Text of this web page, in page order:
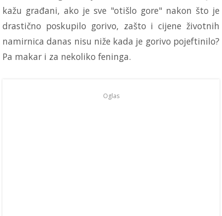
kažu građani, ako je sve "otišlo gore" nakon što je
drastično poskupilo gorivo, zašto i cijene životnih
namirnica danas nisu niže kada je gorivo pojeftinilo?
Pa makar i za nekoliko feninga.
Oglas